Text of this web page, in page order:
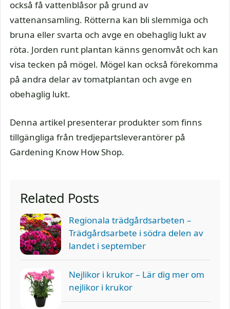
också få vattenblåsor på grund av
vattenansamling. Rötterna kan bli slemmiga och
bruna eller svarta och avge en obehaglig lukt av
röta. Jorden runt plantan känns genomvåt och kan
visa tecken på mögel. Mögel kan också förekomma
på andra delar av tomatplantan och avge en
obehaglig lukt.
Denna artikel presenterar produkter som finns
tillgängliga från tredjepartsleverantörer på
Gardening Know How Shop.
Related Posts
Regionala trädgårdsarbeten –
Trädgårdsarbete i södra delen av
landet i september
Nejlikor i krukor – Lär dig mer om
nejlikor i krukor